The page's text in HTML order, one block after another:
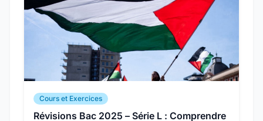
Cours et Exercices
Révisions Bac 2025 – Série L : Comprendre